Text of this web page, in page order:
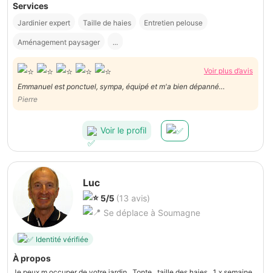
Services
Jardinier expert Taille de haies Entretien pelouse
Aménagement paysager ...
Voir plus d’avis
Emmanuel est ponctuel, sympa, équipé et m'a bien dépanné
rapidement. Au top. Je recommande 5/5
Pierre
Voir le profil
Luc
5/5 (13 avis)
Se déplace à Soumagne
Identité vérifiée
À propos